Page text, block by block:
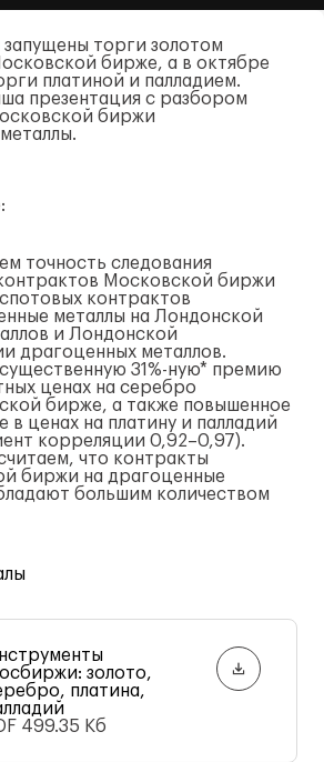
запущены торги золотом
бирже, а в октябре
платиной и палладием.
презентация с разбором
биржи
точность следования
Московской биржи
контрактов
металлы на Лондонской
и Лондонской
драгоценных металлов.
31%-ную* премию
ценах на серебро
бирже, а также повышенное
в ценах на платину и палладий
корреляции 0,92–0,97).
что контракты
биржи на драгоценные
большим количеством
золото,
платина,
499.35 Кб